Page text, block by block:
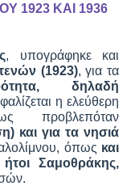
1923 ΚΑΙ 1936
, υπογράφηκε και
(1923), για τα
δηλαδή
η ελεύθερη
προβλεπόταν
και για τα νησιά
όπως και
Σαμοθράκης,